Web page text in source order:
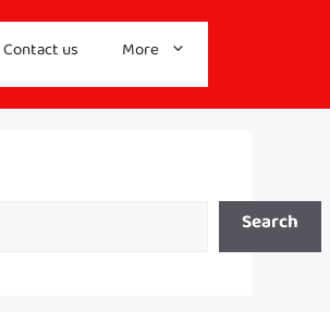
Contact us More
Search